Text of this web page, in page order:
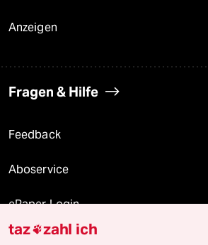
Anzeigen
Fragen & Hilfe
Feedback
Aboservice
ePaper Login
Downloads für Abonnierende
taz zahl ich